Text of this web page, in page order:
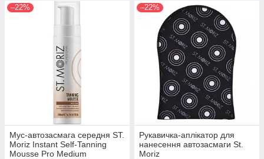
–22%
Мус-автозасмага середня ST.
Moriz Instant Self-Tanning
Mousse Pro Medium
–22%
Рукавичка-аплікатор для
нанесення автозасмаги St.
Moriz